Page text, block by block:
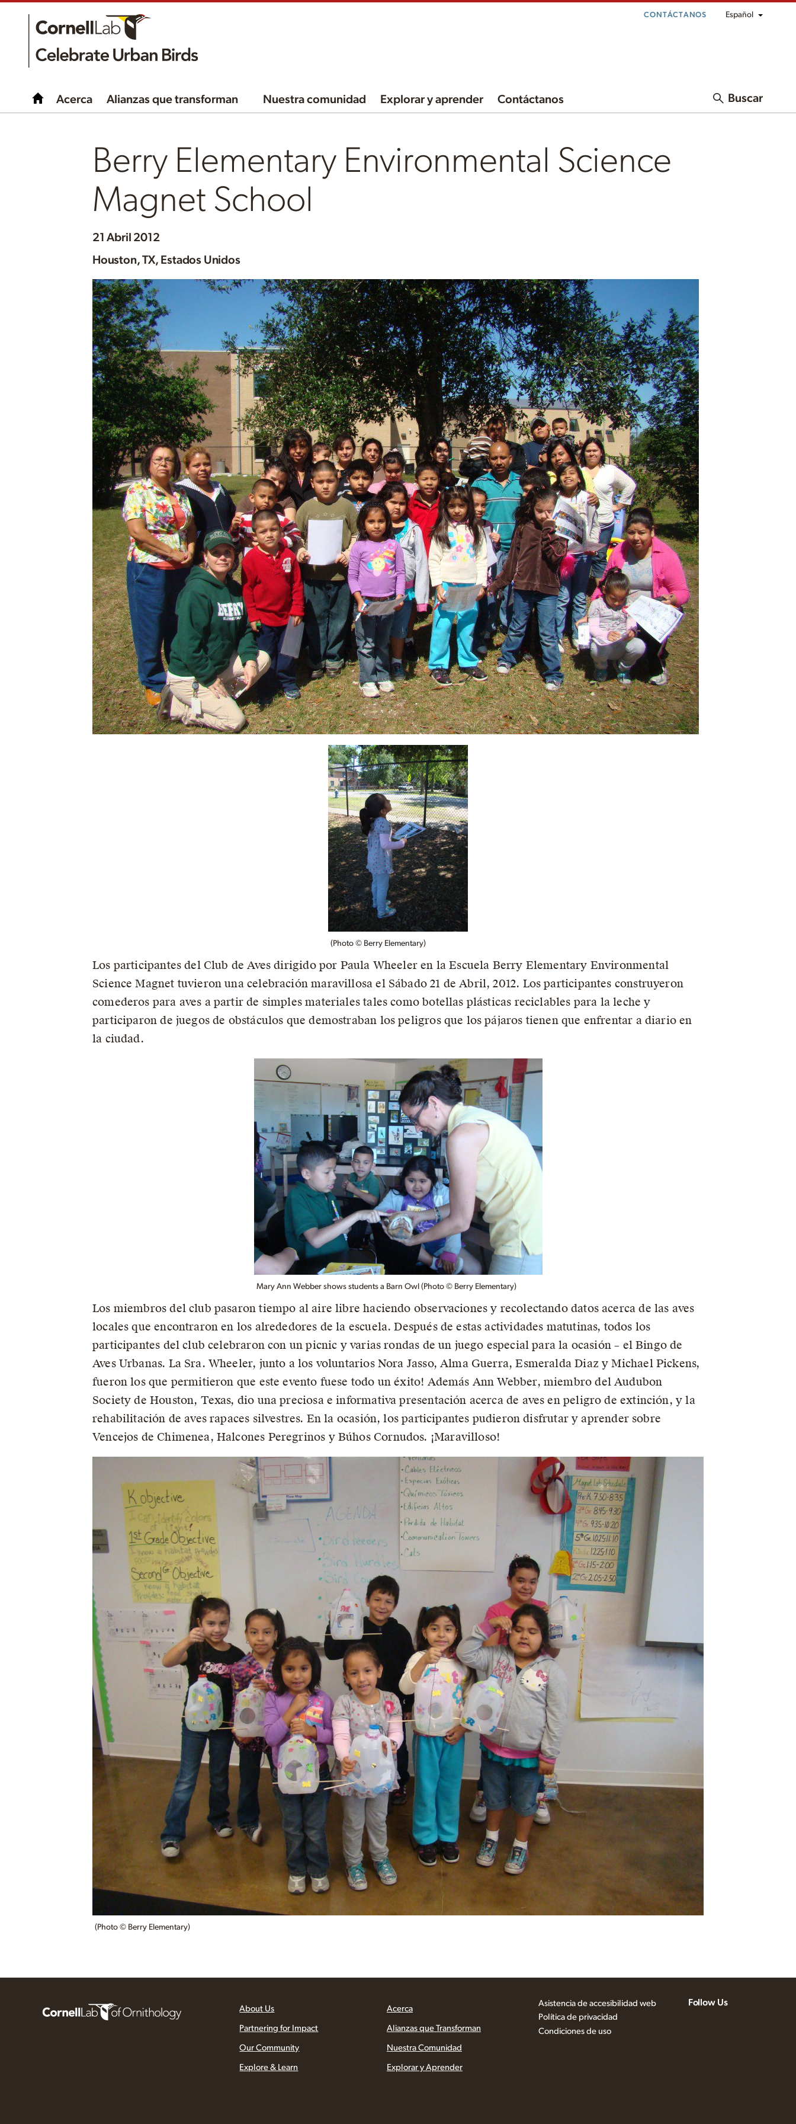
CONTÁCTANOS Español
Acerca Alianzas que transforman Nuestra comunidad Explorar y aprender Contáctanos Buscar
Berry Elementary Environmental Science
Magnet School
21 Abril 2012
Houston, TX, Estados Unidos
(Photo © Berry Elementary)
Los participantes del Club de Aves dirigido por Paula Wheeler en la Escuela Berry Elementary Environmental
Science Magnet tuvieron una celebración maravillosa el Sábado 21 de Abril, 2012. Los participantes construyeron
comederos para aves a partir de simples materiales tales como botellas plásticas reciclables para la leche y
participaron de juegos de obstáculos que demostraban los peligros que los pájaros tienen que enfrentar a diario en
la ciudad.
Mary Ann Webber shows students a Barn Owl (Photo © Berry Elementary)
Los miembros del club pasaron tiempo al aire libre haciendo observaciones y recolectando datos acerca de las aves
locales que encontraron en los alrededores de la escuela. Después de estas actividades matutinas, todos los
participantes del club celebraron con un picnic y varias rondas de un juego especial para la ocasión – el Bingo de
Aves Urbanas. La Sra. Wheeler, junto a los voluntarios Nora Jasso, Alma Guerra, Esmeralda Diaz y Michael Pickens,
fueron los que permitieron que este evento fuese todo un éxito! Además Ann Webber, miembro del Audubon
Society de Houston, Texas, dio una preciosa e informativa presentación acerca de aves en peligro de extinción, y la
rehabilitación de aves rapaces silvestres. En la ocasión, los participantes pudieron disfrutar y aprender sobre
Vencejos de Chimenea, Halcones Peregrinos y Búhos Cornudos. ¡Maravilloso!
(Photo © Berry Elementary)
About Us
Partnering for Impact
Our Community
Explore & Learn
Acerca
Alianzas que Transforman
Nuestra Comunidad
Explorar y Aprender
Asistencia de accesibilidad web
Política de privacidad
Condiciones de uso
Follow Us